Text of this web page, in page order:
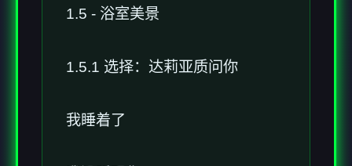
1.5 - 浴室美景
1.5.1 选择：达莉亚质问你
我睡着了